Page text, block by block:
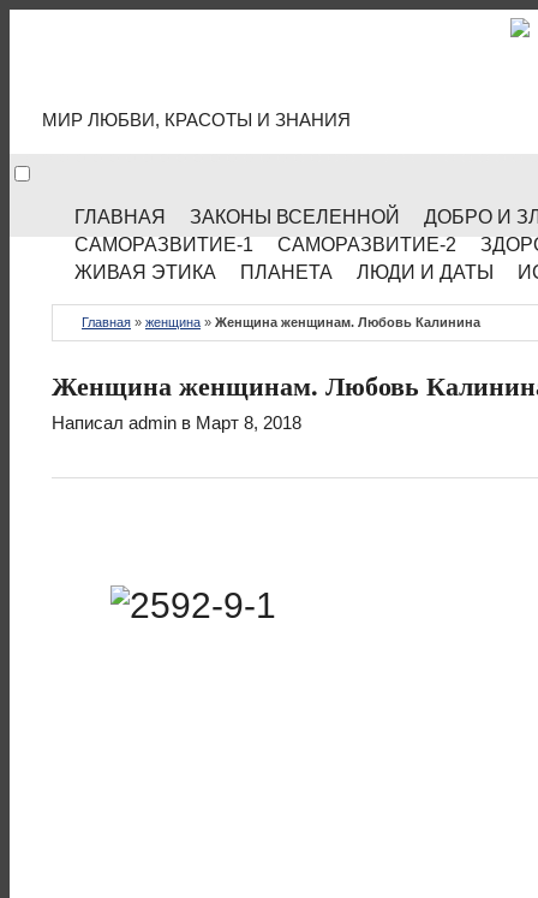
МИР ЛЮБВИ, КРАСОТЫ И ЗНАНИЯ
ГЛАВНАЯ ЗАКОНЫ ВСЕЛЕННОЙ
ДОБРО И
САМОРАЗВИТИЕ-1
САМОРАЗВИТИЕ-2
ЖИВАЯ ЭТИКА
ПЛАНЕТА ЛЮДИ И ДАТЫ
Главная » женщина » Женщина женщинам. Любовь Калинина
Женщина женщинам. Любовь
Написал admin в Март 8, 2018